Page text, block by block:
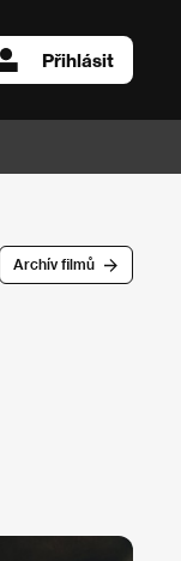
Přihlásit
Archív filmů